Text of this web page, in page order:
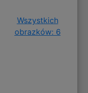
Wszystkich
obrazków: 6